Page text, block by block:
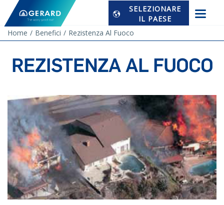
SELEZIONARE
IL PAESE
Home
Benefici Rezistenza Al Fuoco
REZISTENZA AL FUOCO